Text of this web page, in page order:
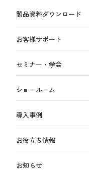
製品資料ダウンロード
お客様サポート
セミナー・学会
ショールーム
導入事例
お役立ち情報
お知らせ